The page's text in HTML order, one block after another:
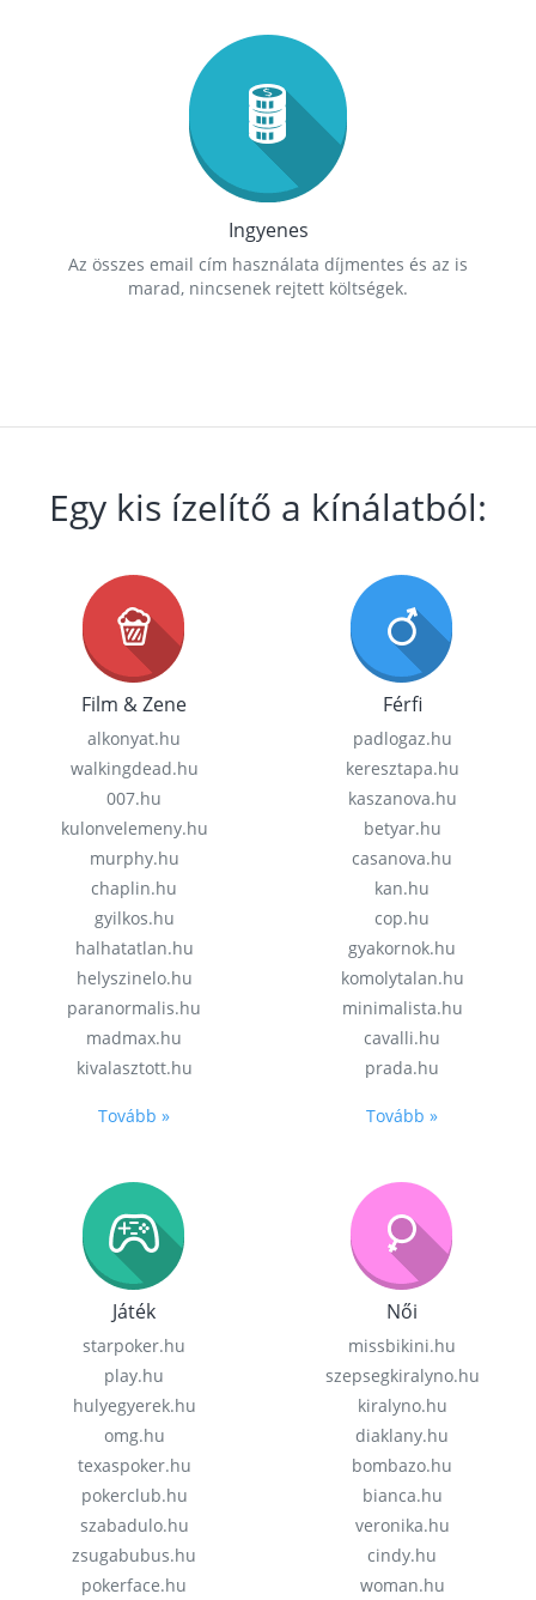
Ingyenes
Az összes email cím használata díjmentes és az is
marad, nincsenek rejtett költségek.
Egy kis ízelítő a kínálatból:
Film & Zene
alkonyat.hu
walkingdead.hu
007.hu
kulonvelemeny.hu
murphy.hu
chaplin.hu
gyilkos.hu
halhatatlan.hu
helyszinelo.hu
paranormalis.hu
madmax.hu
kivalasztott.hu
Tovább »
Férfi
padlogaz.hu
keresztapa.hu
kaszanova.hu
betyar.hu
casanova.hu
kan.hu
cop.hu
gyakornok.hu
komolytalan.hu
minimalista.hu
cavalli.hu
prada.hu
Tovább »
Játék
starpoker.hu
play.hu
hulyegyerek.hu
omg.hu
texaspoker.hu
pokerclub.hu
szabadulo.hu
zsugabubus.hu
pokerface.hu
Női
missbikini.hu
szepsegkiralyno.hu
kiralyno.hu
diaklany.hu
bombazo.hu
bianca.hu
veronika.hu
cindy.hu
woman.hu